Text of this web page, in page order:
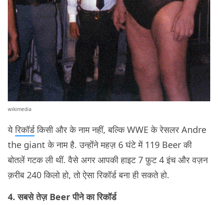
wikimedia
येरिकॉर्डकिसी और के नाम नहीं, बल्कि WWE के रेसलर Andre
the giant के नाम है. उन्होंंने महज़ 6 घंटे में 119 Beer की
बोतलें गटक ली थीं. वैसे अगर आपकी हाइट 7 फ़ुट 4 इंच और वज़न
क़रीब 240 किलो हो, तो ऐसा रिकॉर्ड बना ही सकते हो.
4. सबसे तेज़ Beer पीने का रिकॉर्ड